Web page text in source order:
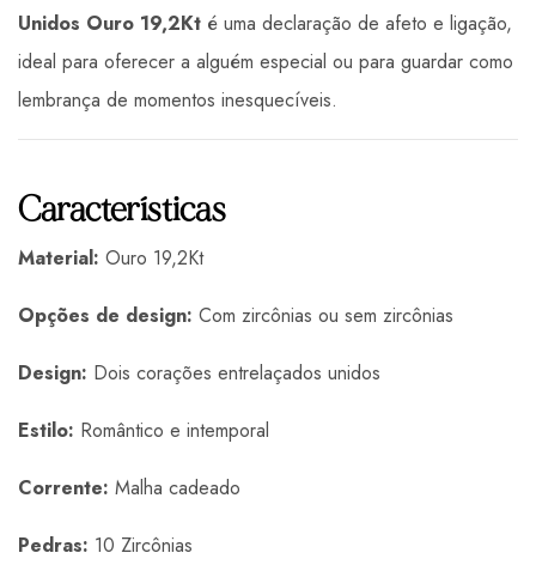
Unidos Ouro 19,2Kt é uma declaração de afeto e ligação,
ideal para oferecer a alguém especial ou para guardar como
lembrança de momentos inesquecíveis.
Características
Material: Ouro 19,2Kt
Opções de design: Com zircônias ou sem zircônias
Design: Dois corações entrelaçados unidos
Estilo: Romântico e intemporal
Corrente: Malha cadeado
Pedras: 10 Zircônias